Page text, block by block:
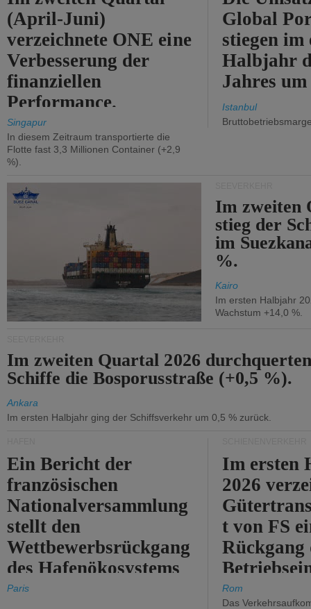
(April-Juni)
verzeichnete ONE eine
Verbesserung der
finanziellen
Performance.
Singapur
In diesem Zeitraum transportierte die
Flotte fast 3,3 Millionen Container (+2,9
%).
Global
stiegen im
Halbjahr
Jahres
Istanbul
Im zweiten
stieg der
im
%.
Kairo
Im ersten Halbjahr
Wachstum +14,0 %.
Im zweiten Quartal 2026
Schiffe die Bosporusstraße (+0,5 %).
Ankara
Im ersten Halbjahr ging der Schiffsverkehr um 0,5 % zurück.
Ein Bericht der
französischen
Nationalversammlung
stellt den
Wettbewerbsrückgang
des Hafenökosystems
des Staates fest.
Paris
Im ersten
2026
t von FS
Rückgang
um 2,7 %.
Rom
Das